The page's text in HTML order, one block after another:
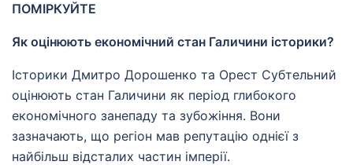
ПОМІРКУЙТЕ
Як оцінюють економічний стан Галичини історики?
Історики Дмитро Дорошенко та Орест Субтельний
оцінюють стан Галичини як період глибокого
економічного занепаду та зубожіння. Вони
зазначають, що регіон мав репутацію однієї з
найбільш відсталих частин імперії.